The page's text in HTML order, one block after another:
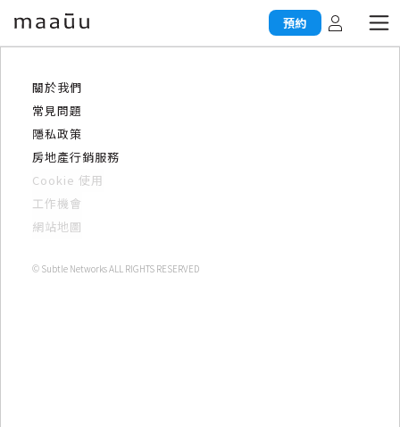
預約
關於我們
常見問題
隱私政策
房地產行銷服務
Cookie 使用
工作機會
網站地圖
© Subtle Networks ALL RIGHTS RESERVED